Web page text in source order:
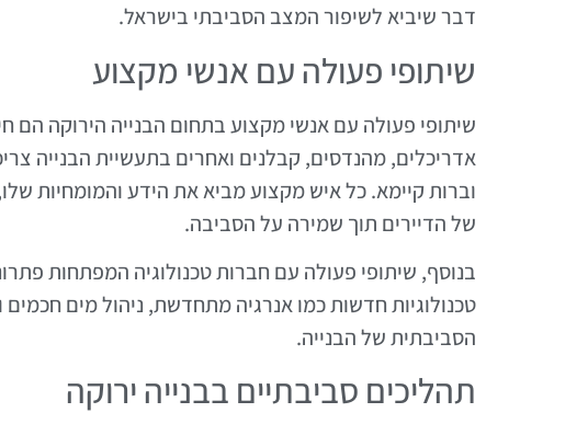
דבר שיביא לשיפור המצב הסביבתי בישראל.
שיתופי פעולה עם אנשי מקצוע
שיתופי פעולה עם אנשי מקצוע בתחום הבנייה הירוקה הם
אדריכלים, מהנדסים, קבלנים ואחרים בתעשיית הבנייה
של הדיירים תוך שמירה על הסביבה.
בנוסף, שיתופי פעולה עם חברות טכנולוגיה המפתחות
טכנולוגיות חדשות כמו אנרגיה מתחדשת, ניהול מים
הסביבתית של הבנייה.
תהליכים סביבתיים בבנייה ירוקה